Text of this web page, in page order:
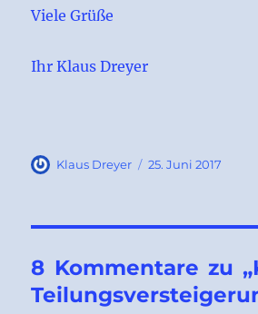
Viele Grüße
Ihr Klaus Dreyer
Autor
Klaus Dreyer
Veröffentlicht
25. Juni 2017
8 Kommentare zu